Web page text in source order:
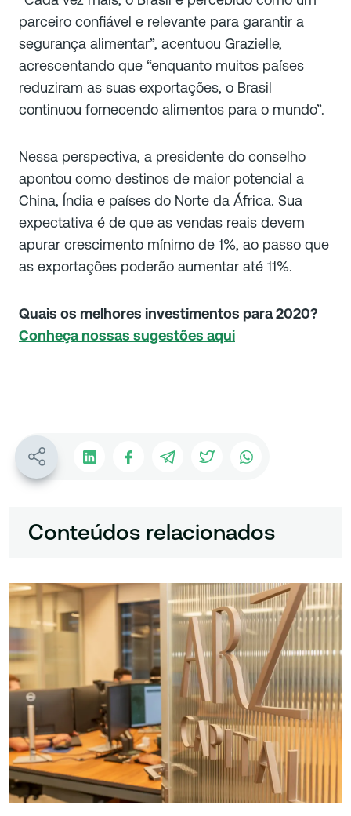
parceiro confiável e relevante para garantir a
segurança alimentar”, acentuou Grazielle,
acrescentando que “enquanto muitos países
reduziram as suas exportações, o Brasil
continuou fornecendo alimentos para o mundo”.
Nessa perspectiva, a presidente do conselho
apontou como destinos de maior potencial a
China, Índia e países do Norte da África. Sua
expectativa é de que as vendas reais devem
apurar crescimento mínimo de 1%, ao passo que
as exportações poderão aumentar até 11%.
Quais os melhores investimentos para 2020?
Conheça nossas sugestões aqui
Conteúdos relacionados